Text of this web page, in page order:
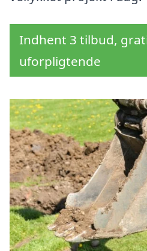
Indhent 3 tilbud,
uforpligtende